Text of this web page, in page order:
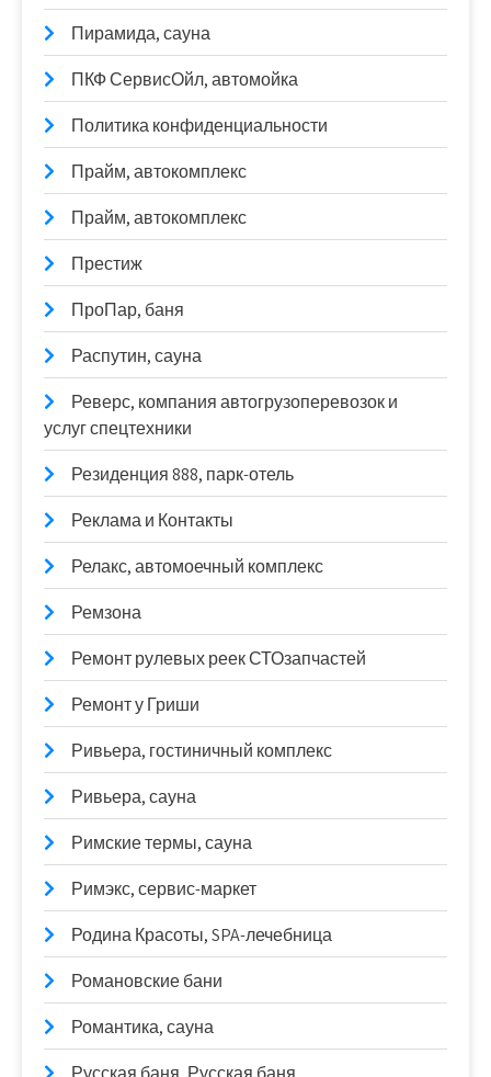
Пирамида, сауна
ПКФ СервисОйл, автомойка
Политика конфиденциальности
Прайм, автокомплекс
Прайм, автокомплекс
Престиж
ПроПар, баня
Распутин, сауна
Реверс, компания автогрузоперевозок и
услуг спецтехники
Резиденция 888, парк-отель
Реклама и Контакты
Релакс, автомоечный комплекс
Ремзона
Ремонт рулевых реек СТОзапчастей
Ремонт у Гриши
Ривьера, гостиничный комплекс
Ривьера, сауна
Римские термы, сауна
Римэкс, сервис-маркет
Родина Красоты, SPA-лечебница
Романовские бани
Романтика, сауна